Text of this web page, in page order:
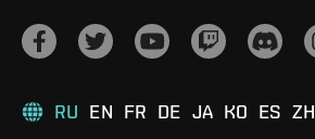
RU EN FR DE JA KO ES ZH